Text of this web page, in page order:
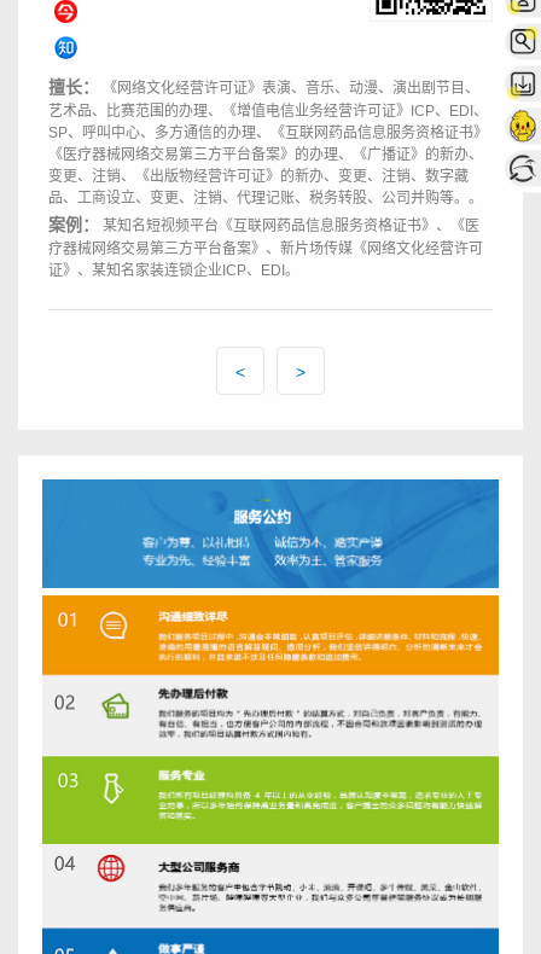
擅长：
《网络文化经营许可证》表演、音乐、动漫、演出剧节目、
艺术品、比赛范围的办理、《增值电信业务经营许可证》ICP、EDI、
SP、呼叫中心、多方通信的办理、《互联网药品信息服务资格证书》
《医疗器械网络交易第三方平台备案》的办理、《广播证》的新办、
变更、注销、《出版物经营许可证》的新办、变更、注销、数字藏
品、工商设立、变更、注销、代理记账、税务转股、公司并购等。。
案例：
某知名短视频平台《互联网药品信息服务资格证书》、《医
疗器械网络交易第三方平台备案》、新片场传媒《网络文化经营许可
证》、某知名家装连锁企业ICP、EDI。
< >